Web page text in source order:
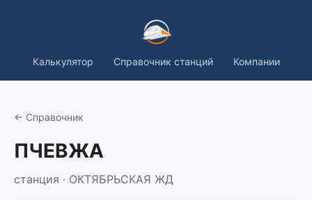
Калькулятор Справочник станций Компании
← Справочник
ПЧЕВЖА
станция · ОКТЯБРЬСКАЯ ЖД